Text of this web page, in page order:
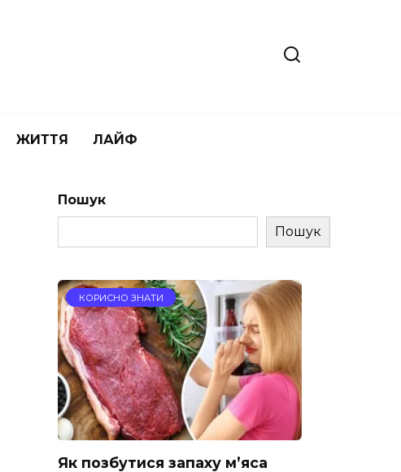
ЖИТТЯ ЛАЙФ
Пошук
Пошук
КОРИСНО ЗНАТИ
Як позбутися запаху м’яса